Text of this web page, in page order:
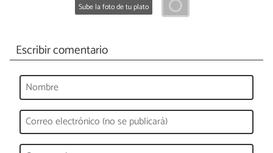
Sube la foto de tu plato
Escribir comentario